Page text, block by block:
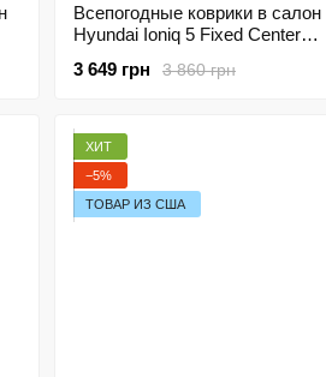
Всепогодные коврики в салон
Hyundai Ioniq 5 Fixed Center
Maximum Coverage
3 860 грн
3 649 грн
ХИТ
−5%
ТОВАР ИЗ США